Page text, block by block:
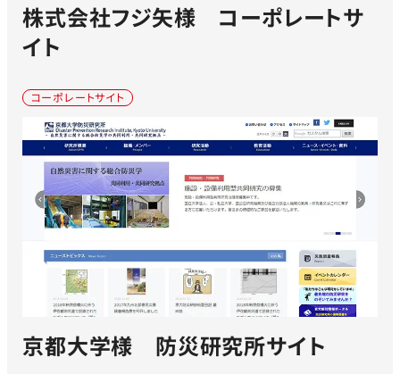
株式会社フジ矢様 コーポレートサ
イト
コーポレートサイト
京都大学様 防災研究所サイト